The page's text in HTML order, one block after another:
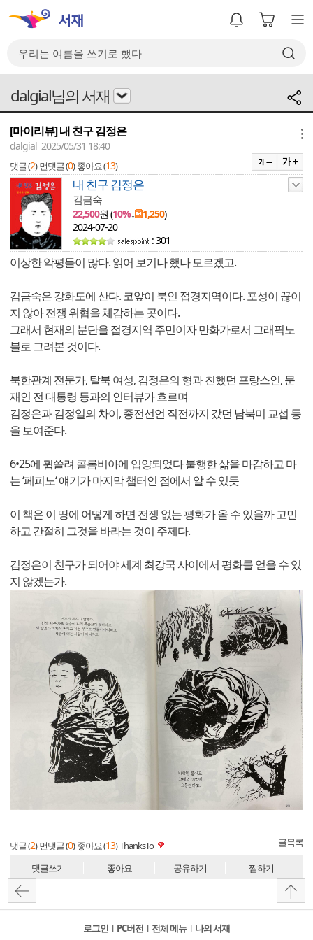
dalgial님의 서재
[마이리뷰] 내 친구 김정은
dalgial 2025/05/31 18:40
댓글 (2) 먼댓글 (0) 좋아요 (13)
내 친구 김정은
김금숙
22,500원 (10%↓ 1,250)
2024-07-20
: 301
이상한 악평들이 많다. 읽어 보기나 했나 모르겠고.
김금숙은 강화도에 산다. 코앞이 북인 접경지역이다. 포성이 끊이
지 않아 전쟁 위협을 체감하는 곳이다.
그래서 현재의 분단을 접경지역 주민이자 만화가로서 그래픽노
블로 그려본 것이다.
북한관계 전문가, 탈북 여성, 김정은의 형과 친했던 프랑스인, 문
재인 전 대통령 등과의 인터뷰가 흐르며
김정은과 김정일의 차이, 종전선언 직전까지 갔던 남북미 교섭 등
을 보여준다.
6•25에 휩쓸려 콜롬비아에 입양되었다 불행한 삶을 마감하고 마
는 ‘페피노‘ 얘기가 마지막 챕터인 점에서 알 수 있듯
이 책은 이 땅에 어떻게 하면 전쟁 없는 평화가 올 수 있을까 고민
하고 간절히 그것을 바라는 것이 주제다.
김정은이 친구가 되어야 세계 최강국 사이에서 평화를 얻을 수 있
지 않겠는가.
댓글 (2) 먼댓글 (0) 좋아요 (13)ThanksTo 글목록
댓글쓰기 좋아요 공유하기 찜하기
로그인 l PC버전 l 전체 메뉴 l 나의 서재